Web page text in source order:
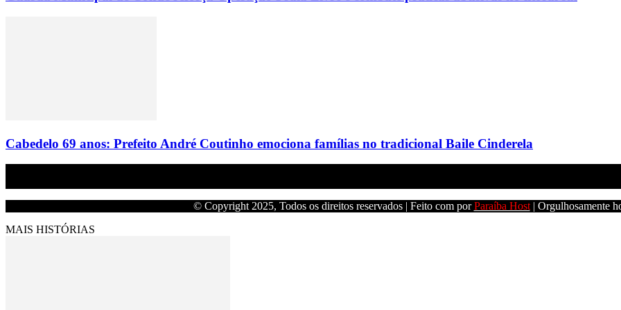
Cabedelo 69 anos: Prefeito André Coutinho emociona famílias no tradicional Baile Cinderela
© Copyright 2025, Todos os direitos reservados | Feito com porParaíba Host| Orgulhosamente
MAIS HISTÓRIAS